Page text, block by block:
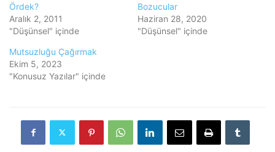
Ördek?
Aralık 2, 2011
"Düşünsel" içinde
Bozucular
Haziran 28, 2020
"Düşünsel" içinde
Mutsuzluğu Çağırmak
Ekim 5, 2023
"Konusuz Yazılar" içinde